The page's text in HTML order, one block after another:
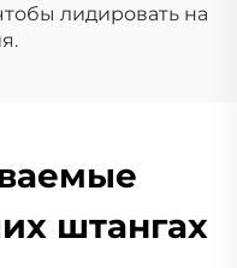
лидировать на
штангах